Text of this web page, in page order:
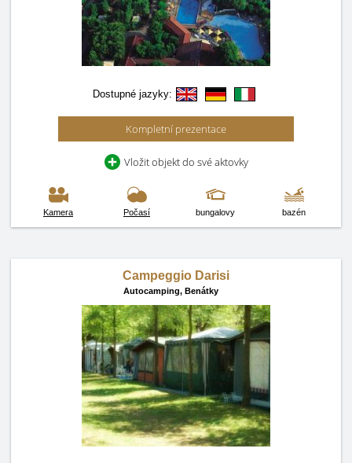
Dostupné jazyky:
Kompletní prezentace
Vložit objekt do své aktovky
Kamera Počasí bungalovy bazén
Campeggio Darisi
Autocamping, Benátky